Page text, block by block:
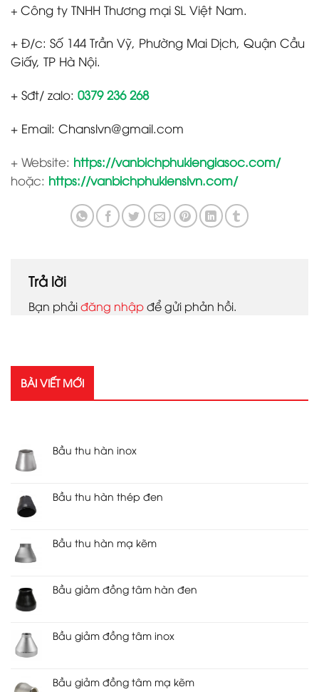
+ Công ty TNHH Thương mại SL Việt Nam.
+ Đ/c: Số 144 Trần Vỹ, Phường Mai Dịch, Quận Cầu
Giấy, TP Hà Nội.
+ Sđt/ zalo: 0379 236 268
+ Email: Chanslvn@gmail.com
+ Website: https://vanbichphukiengiasoc.com/
hoặc: https://vanbichphukienslvn.com/
Trả lời
Bạn phảiđăng nhậpđể gửi phản hồi.
BÀI VIẾT MỚI
Bầu thu hàn inox
Bầu thu hàn thép đen
Bầu thu hàn mạ kẽm
Bầu giảm đồng tâm hàn đen
Bầu giảm đồng tâm inox
Bầu giảm đồng tâm mạ kẽm